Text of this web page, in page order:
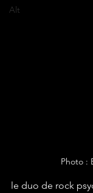
Alt
Photo :
le duo de rock